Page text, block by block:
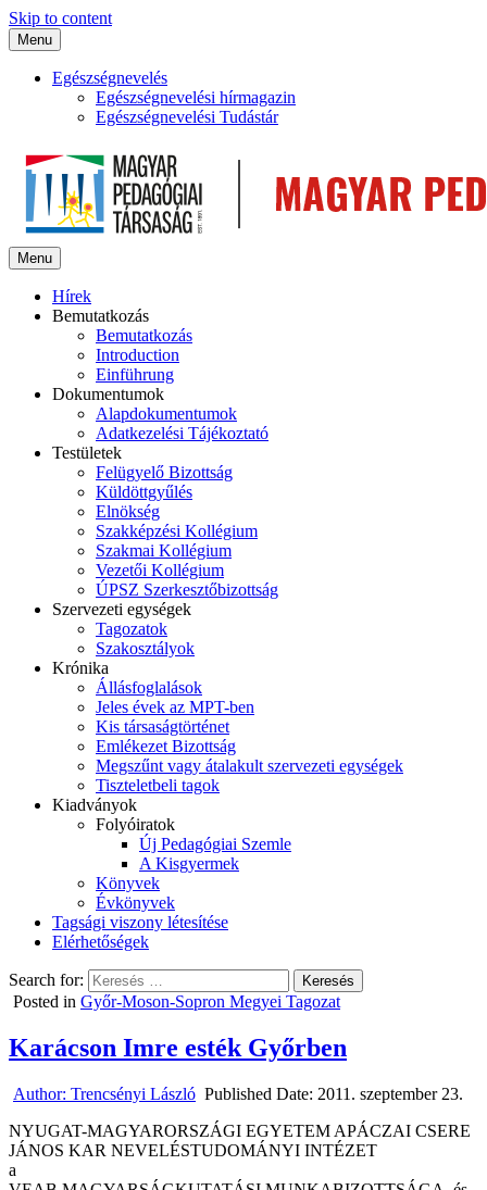
Skip to content
Menu
Egészségnevelés
Egészségnevelési hírmagazin
Egészségnevelési Tudástár
Menu
Hírek
Bemutatkozás
Bemutatkozás
Introduction
Einführung
Dokumentumok
Alapdokumentumok
Adatkezelési Tájékoztató
Testületek
Felügyelő Bizottság
Küldöttgyűlés
Elnökség
Szakképzési Kollégium
Szakmai Kollégium
Vezetői Kollégium
ÚPSZ Szerkesztőbizottság
Szervezeti egységek
Tagozatok
Szakosztályok
Krónika
Állásfoglalások
Jeles évek az MPT-ben
Kis társaságtörténet
Emlékezet Bizottság
Megszűnt vagy átalakult szervezeti egységek
Tiszteletbeli tagok
Kiadványok
Folyóiratok
Új Pedagógiai Szemle
A Kisgyermek
Könyvek
Évkönyvek
Tagsági viszony létesítése
Elérhetőségek
Search for:
Posted in Győr-Moson-Sopron Megyei Tagozat
Karácson Imre esték Győrben
Author: Trencsényi László Published Date: 2011. szeptember 23.
NYUGAT-MAGYARORSZÁGI EGYETEM APÁCZAI CSERE
JÁNOS KAR NEVELÉSTUDOMÁNYI INTÉZET
a